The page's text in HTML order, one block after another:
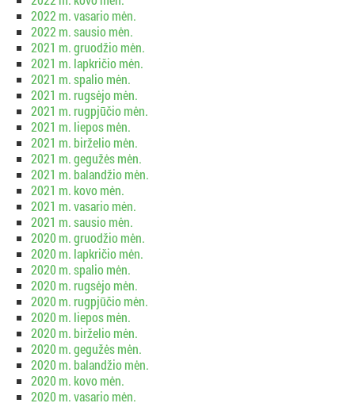
2022 m. vasario mėn.
2022 m. sausio mėn.
2021 m. gruodžio mėn.
2021 m. lapkričio mėn.
2021 m. spalio mėn.
2021 m. rugsėjo mėn.
2021 m. rugpjūčio mėn.
2021 m. liepos mėn.
2021 m. birželio mėn.
2021 m. gegužės mėn.
2021 m. balandžio mėn.
2021 m. kovo mėn.
2021 m. vasario mėn.
2021 m. sausio mėn.
2020 m. gruodžio mėn.
2020 m. lapkričio mėn.
2020 m. spalio mėn.
2020 m. rugsėjo mėn.
2020 m. rugpjūčio mėn.
2020 m. liepos mėn.
2020 m. birželio mėn.
2020 m. gegužės mėn.
2020 m. balandžio mėn.
2020 m. kovo mėn.
2020 m. vasario mėn.